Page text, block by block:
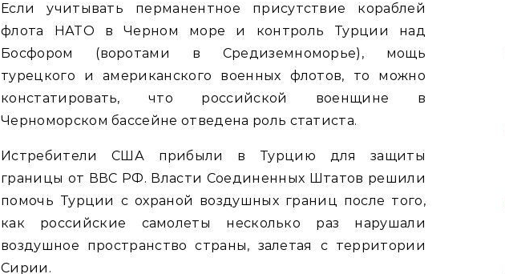
Если учитывать перманентное присутствие кораблей
флота НАТО в Черном море и контроль Турции над
Босфором (воротами в Средиземноморье), мощь
турецкого и американского военных флотов, то можно
констатировать, что российской военщине в
Черноморском бассейне отведена роль статиста.
Истребители США прибыли в Турцию для защиты
границы от ВВС РФ. Власти Соединенных Штатов решили
помочь Турции с охраной воздушных границ после того,
как российские самолеты несколько раз нарушали
воздушное пространство страны, залетая с территории
Сирии.